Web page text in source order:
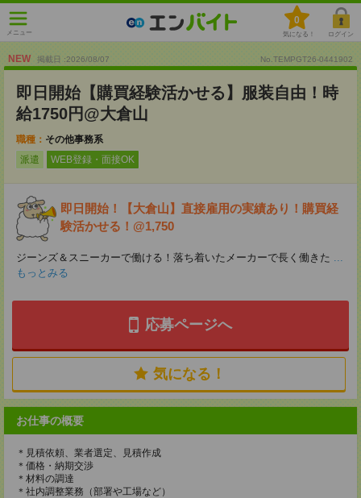
メニュー
0
気になる！ ログイン
NEW 掲載日 :2026/08/07 No.TEMPGT26-0441902
即日開始【購買経験活かせる】服装自由！時
給1750円@大倉山
職種： その他事務系
派遣
WEB登録・面接OK
即日開始！【大倉山】直接雇用の実績あり！購買経
験活かせる！@1,750
ジーンズ＆スニーカーで働ける！落ち着いたメーカーで長く働きた ...
もっとみる
応募ページへ
気になる！
お仕事の概要
＊見積依頼、業者選定、見積作成
＊価格・納期交渉
＊材料の調達
＊社内調整業務（部署や工場など）